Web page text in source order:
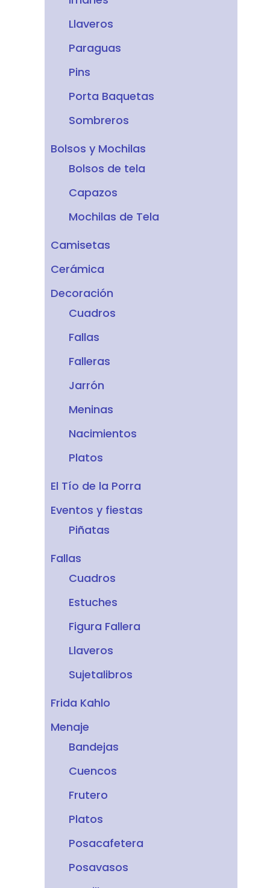
Llaveros
Paraguas
Pins
Porta Baquetas
Sombreros
Bolsos y Mochilas
Bolsos de tela
Capazos
Mochilas de Tela
Camisetas
Cerámica
Decoración
Cuadros
Fallas
Falleras
Jarrón
Meninas
Nacimientos
Platos
El Tío de la Porra
Eventos y fiestas
Piñatas
Fallas
Cuadros
Estuches
Figura Fallera
Llaveros
Sujetalibros
Frida Kahlo
Menaje
Bandejas
Cuencos
Frutero
Platos
Posacafetera
Posavasos